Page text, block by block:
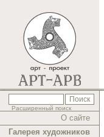
Расширенный поиск
О сайте
Галерея художников